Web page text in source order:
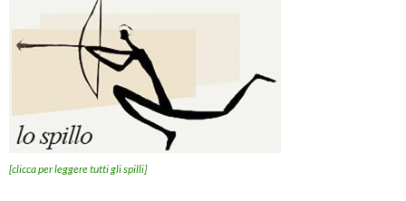
[clicca per leggere tutti gli spilli]